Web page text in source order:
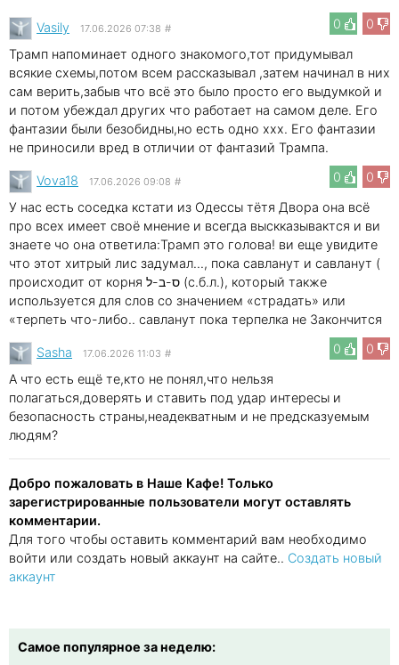
0 0
Vasily 17.06.2026 07:38 #
Трамп напоминает одного знакомого,тот придумывал
всякие схемы,потом всем рассказывал ,затем начинал в них
сам верить,забыв что всё это было просто его выдумкой и
и потом убеждал других что работает на самом деле. Его
фантазии были безобидны,но есть одно xxx. Его фантазии
не приносили вред в отличии от фантазий Трампа.
0
0
Vova18 17.06.2026 09:08 #
У нас есть соседка кстати из Одессы тётя Двора она всё
про всех имеет своё мнение и всегда выскказывактся и ви
знаете чо она ответила:Трамп это голова! ви еще увидите
что этот хитрый лис задумал..., пока савланут и савланут (
происходит от корня ס-ב-ל (с.б.л.), который также
используется для слов со значением «страдать» или
«терпеть что-либо.. савланут пока терпелка не Закончится
0
0
Sasha 17.06.2026 11:03 #
А что есть ещё те,кто не понял,что нельзя
полагаться,доверять и ставить под удар интересы и
безопасность страны,неадекватным и не предсказуемым
людям?
Добро пожаловать в Наше Кафе! Только
зарегистрированные пользователи могут оставлять
комментарии.
Для того чтобы оставить комментарий вам необходимо
войти или создать новый аккаунт на сайте.. Создать новый
аккаунт
Самое популярное за неделю: